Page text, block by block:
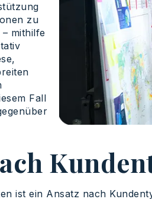
zu
mithilfe
Fall
ist ein Ansatz nach